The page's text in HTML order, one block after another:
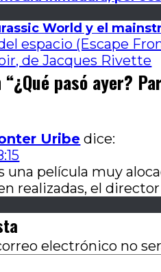
World y el
espacio (Escape
de Jacques Rivette
“¿Qué pasó ayer?
Uribe dice:
una película muy
realizadas, el
electrónico no